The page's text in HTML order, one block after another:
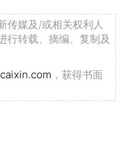
传媒及/或相关权利人
行转载、摘编、复制及
，获得书面